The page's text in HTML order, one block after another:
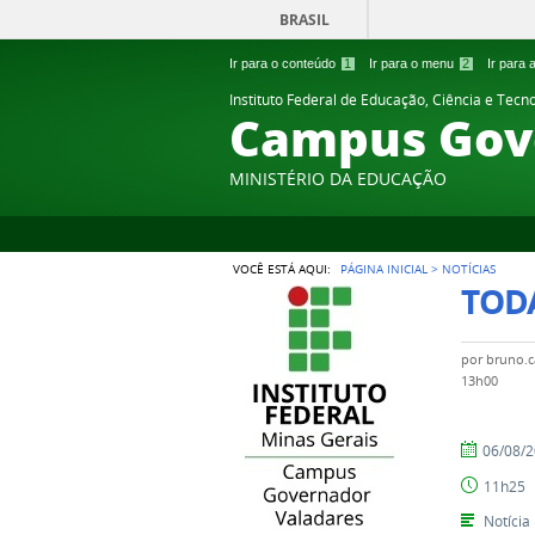
Ir para o conteúdo 1 Ir para o menu 2 Ir para
BRASIL
Instituto Federal de Educação, Ciência e
Campus
MINISTÉRIO DA EDUCAÇÃO
VOCÊ ESTÁ AQUI: PÁGINA INICIAL > NOTÍCIAS
por
13h00
por
de
publicado
06/08/
11h25
Notícia